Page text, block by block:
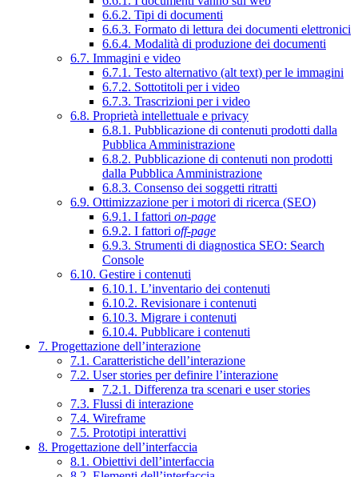
6.6.2. Tipi di documenti
6.6.3. Formato di lettura dei documenti elettronici
6.6.4. Modalità di produzione dei documenti
6.7. Immagini e video
6.7.1. Testo alternativo (alt text) per le immagini
6.7.2. Sottotitoli per i video
6.7.3. Trascrizioni per i video
6.8. Proprietà intellettuale e privacy
6.8.1. Pubblicazione di contenuti prodotti dalla
Pubblica Amministrazione
6.8.2. Pubblicazione di contenuti non prodotti
dalla Pubblica Amministrazione
6.8.3. Consenso dei soggetti ritratti
6.9. Ottimizzazione per i motori di ricerca (SEO)
6.9.1. I fattori on-page
6.9.2. I fattori off-page
6.9.3. Strumenti di diagnostica SEO: Search
Console
6.10. Gestire i contenuti
6.10.1. L’inventario dei contenuti
6.10.2. Revisionare i contenuti
6.10.3. Migrare i contenuti
6.10.4. Pubblicare i contenuti
7. Progettazione dell’interazione
7.1. Caratteristiche dell’interazione
7.2. User stories per definire l’interazione
7.2.1. Differenza tra scenari e user stories
7.3. Flussi di interazione
7.4. Wireframe
7.5. Prototipi interattivi
8. Progettazione dell’interfaccia
8.1. Obiettivi dell’interfaccia